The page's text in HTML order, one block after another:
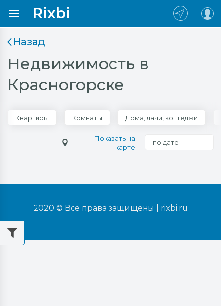
Rixbi
Назад
Недвижимость в
Красногорске
Квартиры Комнаты Дома, дачи, коттеджи
Показать на
карте
по дате
2020 © Все права защищены | rixbi.ru